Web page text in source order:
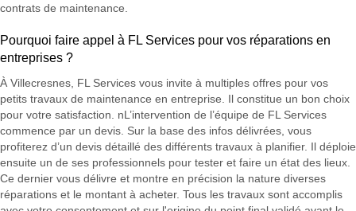
contrats de maintenance.
Pourquoi faire appel à FL Services pour vos réparations en
entreprises ?
À Villecresnes, FL Services vous invite à multiples offres pour vos
petits travaux de maintenance en entreprise. Il constitue un bon choix
pour votre satisfaction. nL’intervention de l’équipe de FL Services
commence par un devis. Sur la base des infos délivrées, vous
profiterez d’un devis détaillé des différents travaux à planifier. Il déploie
ensuite un de ses professionnels pour tester et faire un état des lieux.
Ce dernier vous délivre et montre en précision la nature diverses
réparations et le montant à acheter. Tous les travaux sont accomplis